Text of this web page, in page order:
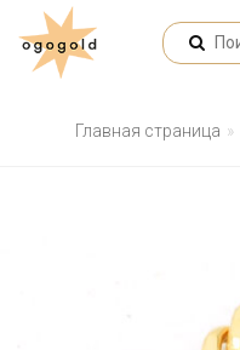
Главная страница